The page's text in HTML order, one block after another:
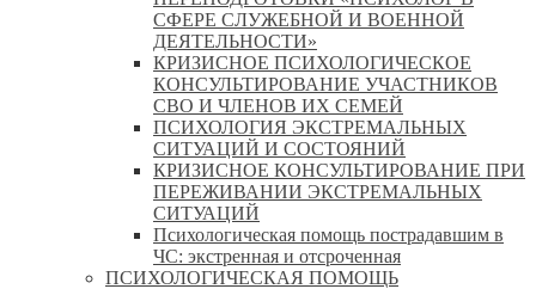
СФЕРЕ СЛУЖЕБНОЙ И ВОЕННОЙ
ДЕЯТЕЛЬНОСТИ»
КРИЗИСНОЕ ПСИХОЛОГИЧЕСКОЕ
КОНСУЛЬТИРОВАНИЕ УЧАСТНИКОВ
СВО И ЧЛЕНОВ ИХ СЕМЕЙ
ПСИХОЛОГИЯ ЭКСТРЕМАЛЬНЫХ
СИТУАЦИЙ И СОСТОЯНИЙ
КРИЗИСНОЕ КОНСУЛЬТИРОВАНИЕ ПРИ
ПЕРЕЖИВАНИИ ЭКСТРЕМАЛЬНЫХ
СИТУАЦИЙ
Психологическая помощь пострадавшим в
ЧС: экстренная и отсроченная
ПСИХОЛОГИЧЕСКАЯ ПОМОЩЬ